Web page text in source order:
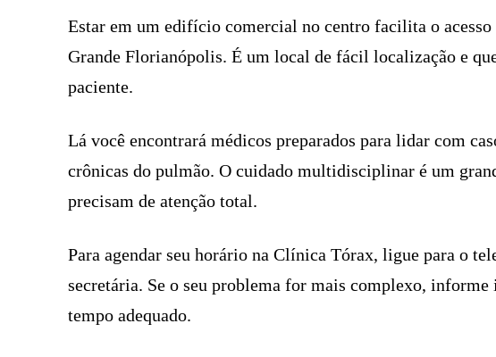
Estar em um edifício comercial no centro facilita o acesso
Grande Florianópolis. É um local de fácil localização e
paciente.
Lá você encontrará médicos preparados para lidar com
crônicas do pulmão. O cuidado multidisciplinar é um
precisam de atenção total.
Para agendar seu horário na Clínica Tórax, ligue para o
secretária. Se o seu problema for mais complexo,
tempo adequado.